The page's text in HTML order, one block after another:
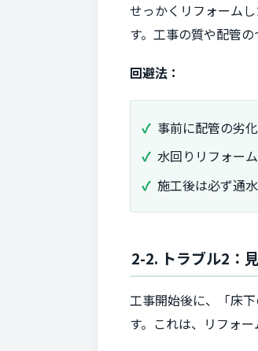
せっかくリフォーム
す。工事の質や配管
回避法：
事前に配管の劣
水回りリフォー
施工後は必ず通
2-2. トラブル2：
工事開始後に、「床
す。これは、リフォ